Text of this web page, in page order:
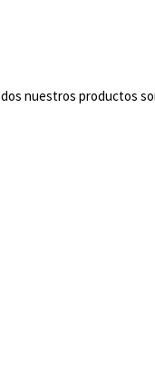
nuestros productos